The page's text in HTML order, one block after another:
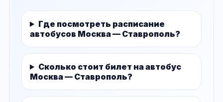
Где посмотреть расписание
автобусов Москва — Ставрополь?
Сколько стоит билет на автобус
Москва — Ставрополь?